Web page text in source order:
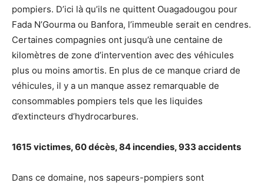
pompiers. D’ici là qu’ils ne quittent Ouagadougou pour
Fada N’Gourma ou Banfora, l’immeuble serait en cendres.
Certaines compagnies ont jusqu’à une centaine de
kilomètres de zone d’intervention avec des véhicules
plus ou moins amortis. En plus de ce manque criard de
véhicules, il y a un manque assez remarquable de
consommables pompiers tels que les liquides
d’extincteurs d’hydrocarbures.
1615 victimes, 60 décès, 84 incendies, 933 accidents
Dans ce domaine, nos sapeurs-pompiers sont